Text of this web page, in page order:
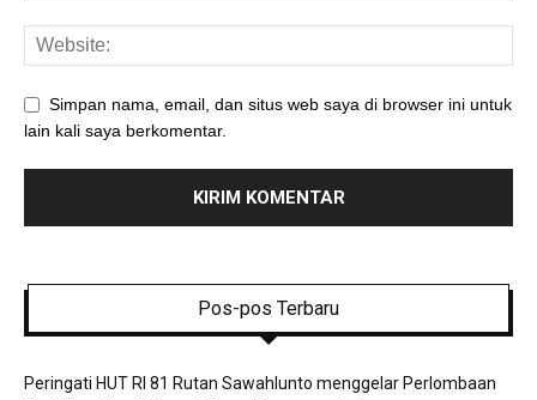
Simpan nama, email, dan situs web saya di browser ini untuk
lain kali saya berkomentar.
Pos-pos Terbaru
Peringati HUT RI 81 Rutan Sawahlunto menggelar Perlombaan